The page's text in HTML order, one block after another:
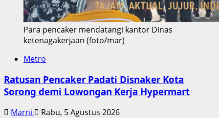
Para pencaker mendatangi kantor Dinas
ketenagakerjaan (foto/mar)
Metro
Ratusan Pencaker Padati Disnaker Kota
Sorong demi Lowongan Kerja Hypermart
Marni Rabu, 5 Agustus 2026